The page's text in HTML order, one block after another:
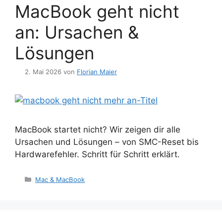
MacBook geht nicht
an: Ursachen &
Lösungen
2. Mai 2026 von Florian Maier
MacBook startet nicht? Wir zeigen dir alle
Ursachen und Lösungen – von SMC-Reset bis
Hardwarefehler. Schritt für Schritt erklärt.
Kategorien
Mac & MacBook